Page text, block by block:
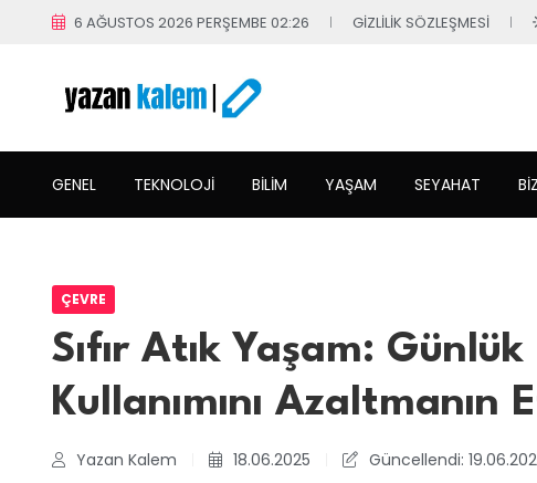
6 AĞUSTOS 2026 PERŞEMBE 02:26 GIZLILIK SÖZLEŞMESI
GENEL TEKNOLOJI BILIM YAŞAM SEYAHAT
ÇEVRE
Sıfır Atık Yaşam:
Kullanımını Azaltmanın
Yazan Kalem 18.06.2025 Güncellendi: